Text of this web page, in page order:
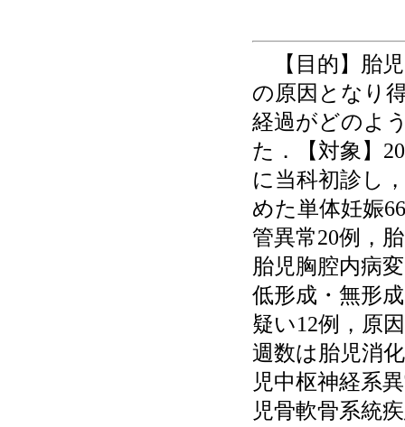
【目的】胎児
の原因となり
経過がどのよ
た．【対象】
に当科初診し
めた単体妊娠
管異常20例，
胎児胸腔内病
低形成・無形
疑い12例，原
週数は胎児消
児中枢神経系
児骨軟骨系統